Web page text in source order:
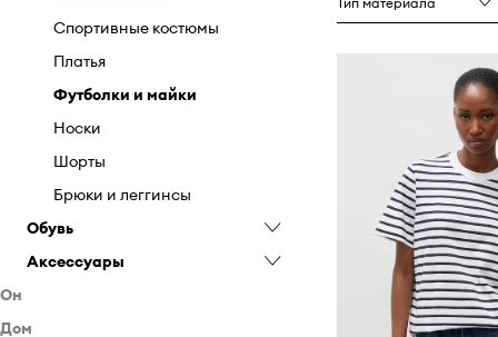
Спортивные костюмы
Платья
Футболки и майки
Носки
Шорты
Брюки и леггинсы
Обувь
Балетки
Аксессуары
Он
Аксессуары
Дом